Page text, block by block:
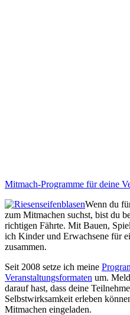
Mitmach-Programme für deine
Wenn du
zum Mitmachen suchst, bist du
richtigen Fährte. Mit Bauen,
ich Kinder und Erwachsene für
zusammen.
Seit 2008 setze ich meine
Veranstaltungsformaten um.
darauf hast, dass deine
Selbstwirksamkeit erleben
Mitmachen eingeladen.